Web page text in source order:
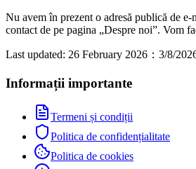
Nu avem în prezent o adresă publică de
contact de pe pagina „Despre noi”. Vom
Last updated: 26 February 2026 ： 3/8/
Informații importante
Termeni și condiții
Politica de confidențialitate
Politica de cookies